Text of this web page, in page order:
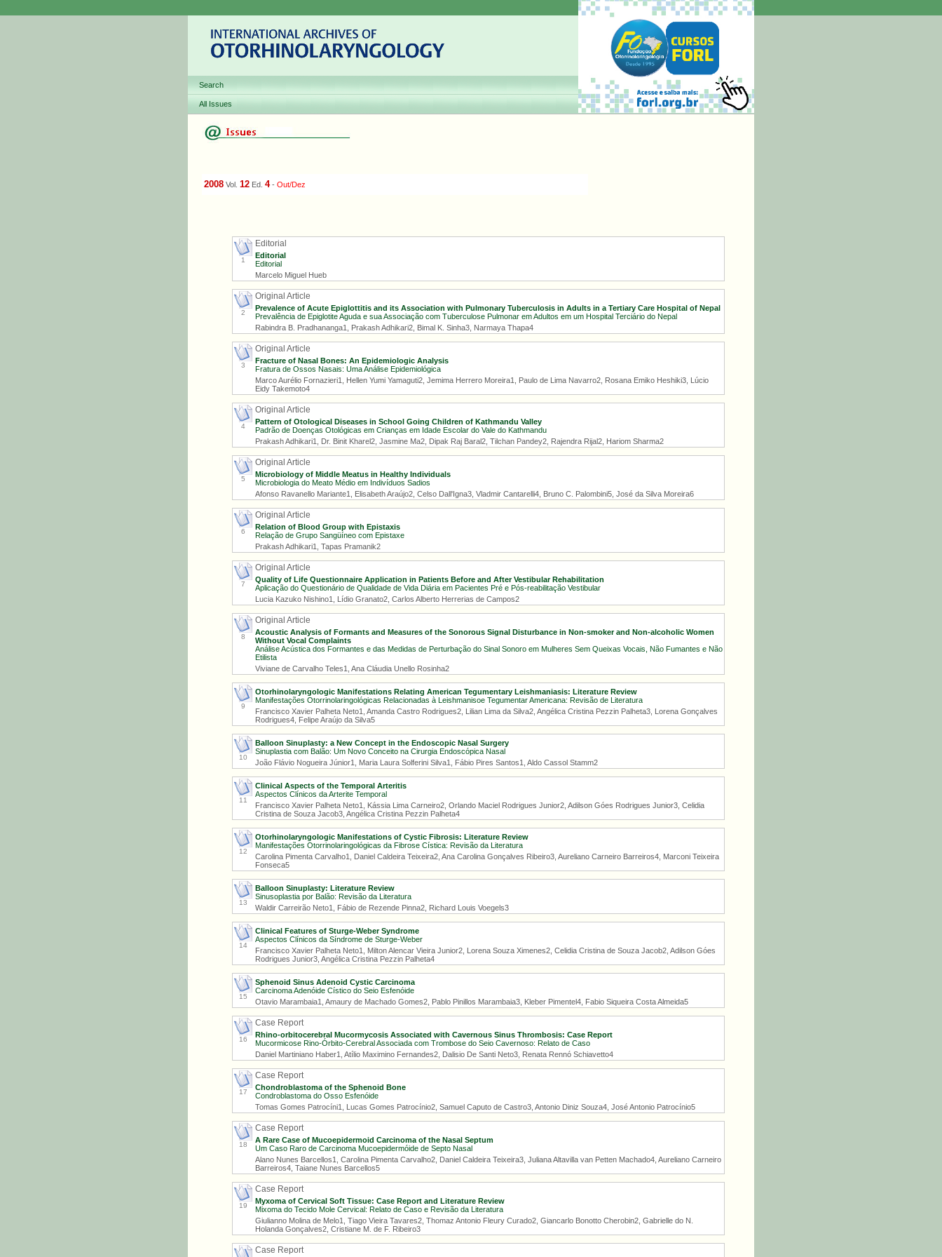
Search
All Issues
2008 Vol. 12 Ed. 4- Out/Dez
1
Editorial
Editorial
Editorial
Marcelo Miguel Hueb
2
Original Article
Prevalence of Acute Epiglottitis and its Association with Pulmonary Tuberculosis in Adults in a Tertiary Care Hospital of Nepal
Prevalência de Epiglotite Aguda e sua Associação com Tuberculose Pulmonar em Adultos em um Hospital Terciário do Nepal
Rabindra B. Pradhananga1, Prakash Adhikari2, Bimal K. Sinha3, Narmaya Thapa4
3
Original Article
Fracture of Nasal Bones: An Epidemiologic Analysis
Fratura de Ossos Nasais: Uma Análise Epidemiológica
Marco Aurélio Fornazieri1, Hellen Yumi Yamaguti2, Jemima Herrero Moreira1, Paulo de Lima Navarro2, Rosana Emiko Heshiki3, Lúcio
Eidy Takemoto4
4
Original Article
Pattern of Otological Diseases in School Going Children of Kathmandu Valley
Padrão de Doenças Otológicas em Crianças em Idade Escolar do Vale do Kathmandu
Prakash Adhikari1, Dr. Binit Kharel2, Jasmine Ma2, Dipak Raj Baral2, Tilchan Pandey2, Rajendra Rijal2, Hariom Sharma2
5
Original Article
Microbiology of Middle Meatus in Healthy Individuals
Microbiologia do Meato Médio em Indivíduos Sadios
Afonso Ravanello Mariante1, Elisabeth Araújo2, Celso Dall'Igna3, Vladmir Cantarelli4, Bruno C. Palombini5, José da Silva Moreira6
6
Original Article
Relation of Blood Group with Epistaxis
Relação de Grupo Sangüíneo com Epistaxe
Prakash Adhikari1, Tapas Pramanik2
7
Original Article
Quality of Life Questionnaire Application in Patients Before and After Vestibular Rehabilitation
Aplicação do Questionário de Qualidade de Vida Diária em Pacientes Pré e Pós-reabilitação Vestibular
Lucia Kazuko Nishino1, Lídio Granato2, Carlos Alberto Herrerias de Campos2
8
Original Article
Acoustic Analysis of Formants and Measures of the Sonorous Signal Disturbance in Non-smoker and Non-alcoholic Women
Without Vocal Complaints
Análise Acústica dos Formantes e das Medidas de Perturbação do Sinal Sonoro em Mulheres Sem Queixas Vocais, Não Fumantes e Não
Etilista
Viviane de Carvalho Teles1, Ana Cláudia Unello Rosinha2
9
Otorhinolaryngologic Manifestations Relating American Tegumentary Leishmaniasis: Literature Review
Manifestações Otorrinolaringológicas Relacionadas à Leishmanisoe Tegumentar Americana: Revisão de Literatura
Francisco Xavier Palheta Neto1, Amanda Castro Rodrigues2, Lilian Lima da Silva2, Angélica Cristina Pezzin Palheta3, Lorena Gonçalves
Rodrigues4, Felipe Araújo da Silva5
10
Balloon Sinuplasty: a New Concept in the Endoscopic Nasal Surgery
Sinuplastia com Balão: Um Novo Conceito na Cirurgia Endoscópica Nasal
João Flávio Nogueira Júnior1, Maria Laura Solferini Silva1, Fábio Pires Santos1, Aldo Cassol Stamm2
11
Clinical Aspects of the Temporal Arteritis
Aspectos Clínicos da Arterite Temporal
Francisco Xavier Palheta Neto1, Kássia Lima Carneiro2, Orlando Maciel Rodrigues Junior2, Adilson Góes Rodrigues Junior3, Celidia
Cristina de Souza Jacob3, Angélica Cristina Pezzin Palheta4
12
Otorhinolaryngologic Manifestations of Cystic Fibrosis: Literature Review
Manifestações Otorrinolaringológicas da Fibrose Cística: Revisão da Literatura
Carolina Pimenta Carvalho1, Daniel Caldeira Teixeira2, Ana Carolina Gonçalves Ribeiro3, Aureliano Carneiro Barreiros4, Marconi Teixeira
Fonseca5
13
Balloon Sinuplasty: Literature Review
Sinusoplastia por Balão: Revisão da Literatura
Waldir Carreirão Neto1, Fábio de Rezende Pinna2, Richard Louis Voegels3
14
Clinical Features of Sturge-Weber Syndrome
Aspectos Clínicos da Síndrome de Sturge-Weber
Francisco Xavier Palheta Neto1, Milton Alencar Vieira Junior2, Lorena Souza Ximenes2, Celidia Cristina de Souza Jacob2, Adilson Góes
Rodrigues Junior3, Angélica Cristina Pezzin Palheta4
15
Sphenoid Sinus Adenoid Cystic Carcinoma
Carcinoma Adenóide Cístico do Seio Esfenóide
Otavio Marambaia1, Amaury de Machado Gomes2, Pablo Pinillos Marambaia3, Kleber Pimentel4, Fabio Siqueira Costa Almeida5
16
Case Report
Rhino-orbitocerebral Mucormycosis Associated with Cavernous Sinus Thrombosis: Case Report
Mucormicose Rino-Órbito-Cerebral Associada com Trombose do Seio Cavernoso: Relato de Caso
Daniel Martiniano Haber1, Atílio Maximino Fernandes2, Dalisio De Santi Neto3, Renata Rennó Schiavetto4
17
Case Report
Chondroblastoma of the Sphenoid Bone
Condroblastoma do Osso Esfenóide
Tomas Gomes Patrocíni1, Lucas Gomes Patrocínio2, Samuel Caputo de Castro3, Antonio Diniz Souza4, José Antonio Patrocínio5
18
Case Report
A Rare Case of Mucoepidermoid Carcinoma of the Nasal Septum
Um Caso Raro de Carcinoma Mucoepidermóide de Septo Nasal
Alano Nunes Barcellos1, Carolina Pimenta Carvalho2, Daniel Caldeira Teixeira3, Juliana Altavilla van Petten Machado4, Aureliano Carneiro
Barreiros4, Taiane Nunes Barcellos5
19
Case Report
Myxoma of Cervical Soft Tissue: Case Report and Literature Review
Mixoma do Tecido Mole Cervical: Relato de Caso e Revisão da Literatura
Giulianno Molina de Melo1, Tiago Vieira Tavares2, Thomaz Antonio Fleury Curado2, Giancarlo Bonotto Cherobin2, Gabrielle do N.
Holanda Gonçalves2, Cristiane M. de F. Ribeiro3
Case Report